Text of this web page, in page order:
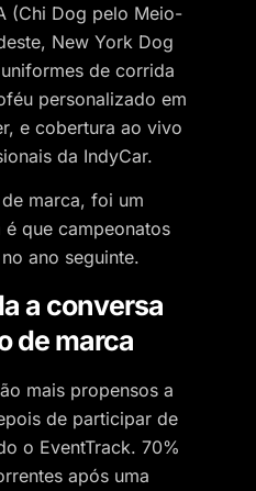
(Chi Dog pelo Meio-
New York Dog
de corrida
personalizado em
e cobertura ao vivo
da IndyCar.
marca, foi um
que campeonatos
ano seguinte.
a conversa
de marca
mais propensos a
de participar de
o EventTrack. 70%
após uma